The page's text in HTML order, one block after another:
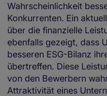
Wahrscheinlichkeit
Konkurrenten. Ein
über die finanzielle
ebenfalls gezeigt, dass
besseren ESG-Bilanz
übertreffen. Diese
von den Bewerbern
Attraktivität eines